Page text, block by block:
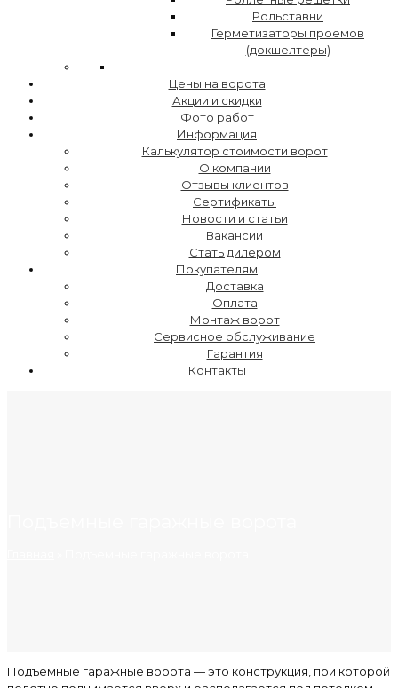
Рольставни
Герметизаторы проемов
(докшелтеры)
Цены на ворота
Акции и скидки
Фото работ
Информация
Калькулятор стоимости ворот
О компании
Отзывы клиентов
Сертификаты
Новости и статьи
Вакансии
Стать дилером
Покупателям
Доставка
Оплата
Монтаж ворот
Сервисное обслуживание
Гарантия
Контакты
Подъемные гаражные ворота — это конструкция, при которой